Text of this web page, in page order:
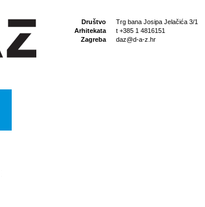
Društvo
Arhitekata
Zagreba
Trg bana Josipa Jelačića 3/1
t +385 1 4816151
daz@d-a-z.hr